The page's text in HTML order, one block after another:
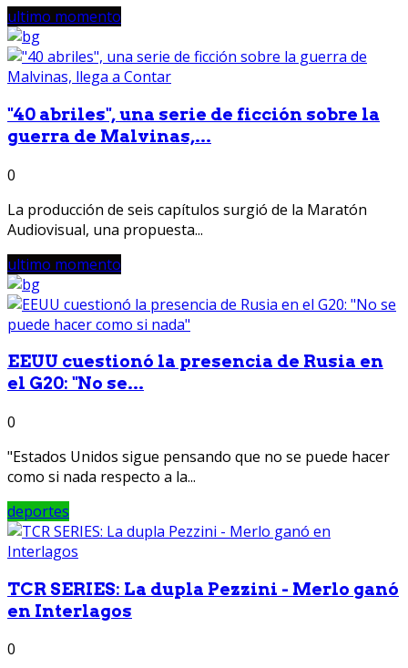
ultimo momento
"40 abriles", una serie de ficción sobre la
guerra de Malvinas,...
0
La producción de seis capítulos surgió de la Maratón
Audiovisual, una propuesta...
ultimo momento
EEUU cuestionó la presencia de Rusia en
el G20: "No se...
0
"Estados Unidos sigue pensando que no se puede hacer
como si nada respecto a la...
deportes
TCR SERIES: La dupla Pezzini - Merlo ganó
en Interlagos
0